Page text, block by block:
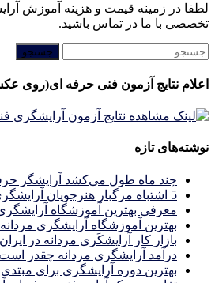
لطفا در زمینه قیمت و هزینه آموزش
تخصصی با ما در تماس باشید.
جستجو
اعلام نتایج آزمون فنی حرفه ای(روی
نوشته‌های تازه
چند ماه طول می‌کشد آرایشگر
5 اشتباه مرگبار هنرجویان آرایشگری مردانه در کرج
معرفی بهترین آموزشگاه
بهترین آموزشگاه آرایشگری
بازار كار آرايشكَرى مردانه در ايران
درآمد آرایشگری مردانه چقدر
بهترین دوره آرایشگری برای مبتدی